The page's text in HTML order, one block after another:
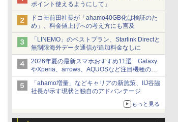
ポイント使えるようにして」
ドコモ前田社長が「ahamo40GB化は検証のた
め」、料金値上げへの考え方にも言及
「LINEMO」のベストプラン、Starlink Directと
無制限海外データ通信が追加料金なしに
2026年夏の最新スマホおすすめ11選 Galaxy
やXperia、arrows、AQUOSなど注目機種の特
徴は
「ahamo増量」などキャリアの新施策、IIJ谷脇
社長が示す現状と独自のアドバンテージ
もっと見る